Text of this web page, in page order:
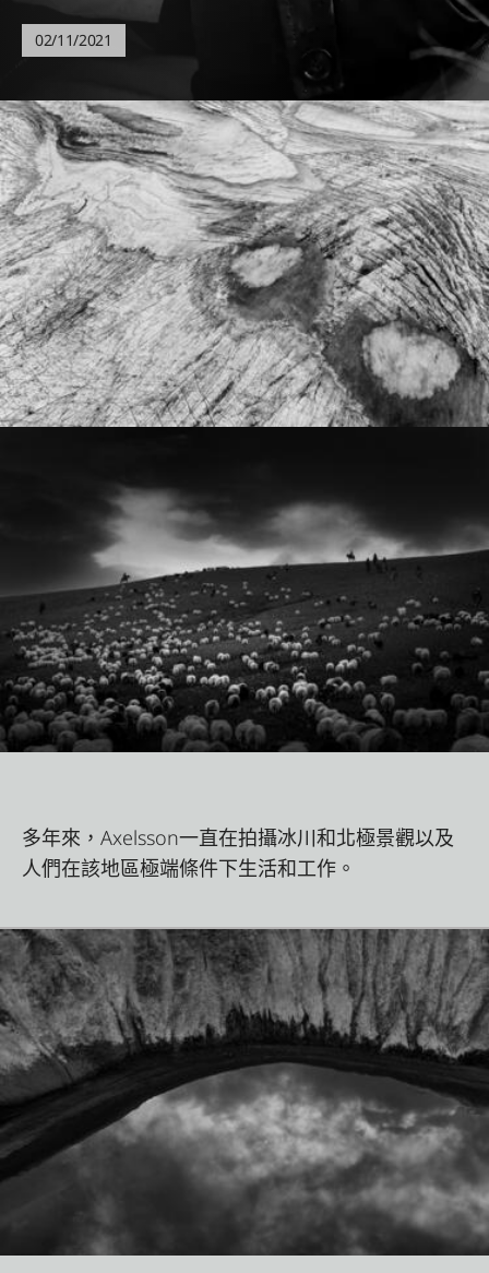
02/11/2021
多年來，Axelsson一直在拍攝冰川和北極景觀以及
人們在該地區極端條件下生活和工作。